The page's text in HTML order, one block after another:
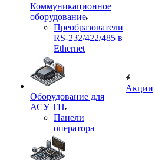
Коммуникационное
оборудование
Преобразователи
RS-232/422/485 в
Ethernet
Оборудование для
АСУ ТП
Панели
оператора
Акции